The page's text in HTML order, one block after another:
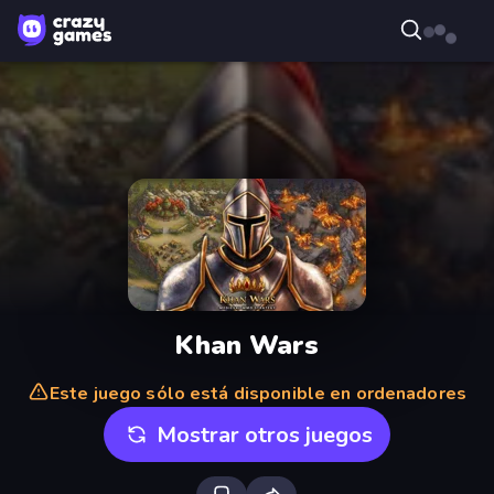
Khan Wars
Este juego sólo está disponible en ordenadores
Mostrar otros juegos